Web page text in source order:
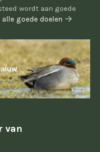
wordt aan goede
alle goede doelen
van